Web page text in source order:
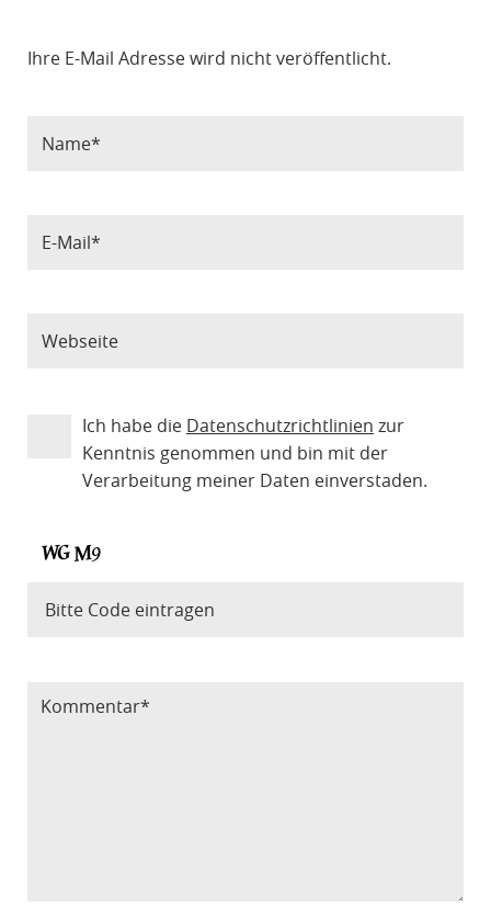
Ihre E-Mail Adresse wird nicht veröffentlicht.
Ich habe die Datenschutzrichtlinien zur
Kenntnis genommen und bin mit der
Verarbeitung meiner Daten einverstaden.